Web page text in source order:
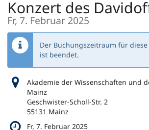
Konzert des
Fr, 7. Februar 2025
Der Buchungszeitraum für
ist beendet.
Akademie der Wissenschaften und
Mainz
Geschwister-Scholl-Str. 2
55131 Mainz
Fr, 7. Februar 2025